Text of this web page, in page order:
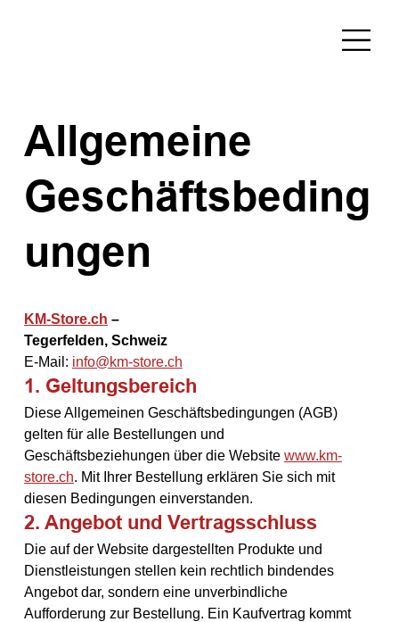
Allgemeine
Geschäftsbeding
ungen
KM-Store.ch –
Tegerfelden, Schweiz
E-Mail: info@km-store.ch
1. Geltungsbereich
Diese Allgemeinen Geschäftsbedingungen (AGB)
gelten für alle Bestellungen und
Geschäftsbeziehungen über die Website www.km-
store.ch. Mit Ihrer Bestellung erklären Sie sich mit
diesen Bedingungen einverstanden.
2. Angebot und Vertragsschluss
Die auf der Website dargestellten Produkte und
Dienstleistungen stellen kein rechtlich bindendes
Angebot dar, sondern eine unverbindliche
Aufforderung zur Bestellung. Ein Kaufvertrag kommt